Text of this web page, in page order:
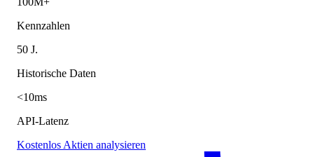
Kennzahlen
50 J.
Historische Daten
<10ms
API-Latenz
Kostenlos Aktien analysieren